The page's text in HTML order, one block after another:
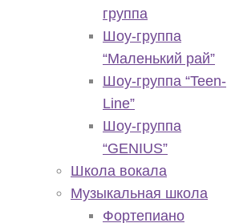
группа
Шоу-группа
“Маленький рай”
Шоу-группа “Teen-
Line”
Шоу-группа
“GENIUS”
Школа вокала
Музыкальная школа
Фортепиано